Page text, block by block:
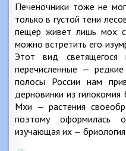
Печеночники тоже не
только в густой тени
пещер живет лишь мох
можно встретить его
Этот вид
перечисленные —
полосы России нам
дерновинки из гилокомия
Мхи — растения
поэтому оформилась
изучающая их — бриология.